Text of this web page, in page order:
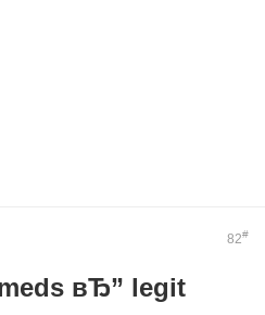
82#
вЂ” legit